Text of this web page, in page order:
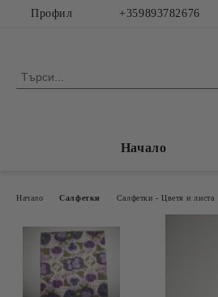
Профил +359893782676
Начало
Начало Салфетки Салфетки - Цветя и листа